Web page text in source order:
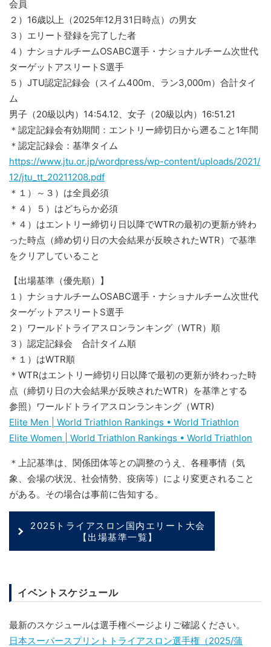
会員
２）16歳以上（2025年12月31日時点）の男女
３）エリート登録を完了した者
４）ナショナルチームOSABC選手・ナショナルチーム次世代
ターゲットアスリートS選手
５）JTU認定記録会（スイム400m、ラン3,000m）合計タイ
ム
男子（20級以内）14:54.12、女子（20級以内）16:51.21
＊認定記録会有効期間：エントリー締切日から遡ること1年間
＊認定記録会：基準タイム
https://www.jtu.or.jp/wordpress/wp-content/uploads/2021/
12/jtu_tt_20211208.pdf
＊１）～３）は全員必須
＊４）５）はどちらか必須
＊４）はエントリー締切り日以降でWTRの最初の更新が終わ
った時点（締め切り日の大会結果が反映されたWTR）で基準
をクリアしていること
【出場基準（優先順）】
１）ナショナルチームOSABC選手・ナショナルチーム次世代
ターゲットアスリートS選手
２）ワールドトライアスロンランキング（WTR）順
３）認定記録会 合計タイム順
＊１）はWTR順
＊WTRはエントリー締切り日以降で最初の更新が終わった時
点（締切り日の大会結果が反映されたWTR）を基準とする
参照）ワールドトライアスロンランキング（WTR)
Elite Men | World Triathlon Rankings • World Triathlon
Elite Women | World Triathlon Rankings • World Triathlon
＊上記基準は、関係団体等との調整のうえ、各種事情（気
象、会場の状況、社会情勢、疫病等）により変更されること
がある。その場合は事前に告知する。
2025トライアスロン国内エリート大会
【出場基準一覧】
イベントスケジュール
最新のスケジュールは選手権ページよりご確認ください。
日本スーパースプリントトライアスロン選手権（2025/蒲